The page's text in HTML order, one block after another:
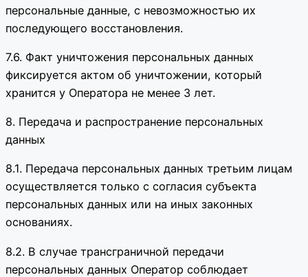
персональные данные, с невозможностью их
последующего восстановления.
7.6. Факт уничтожения персональных данных
фиксируется актом об уничтожении, который
хранится у Оператора не менее 3 лет.
8. Передача и распространение персональных
данных
8.1. Передача персональных данных третьим лицам
осуществляется только с согласия субъекта
персональных данных или на иных законных
основаниях.
8.2. В случае трансграничной передачи
персональных данных Оператор соблюдает